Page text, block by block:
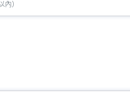
內）